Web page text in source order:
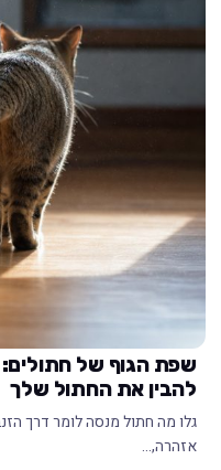
שפת הגוף של חתולים:
להבין את החתול שלך
גלו מה חתול מנסה לומר דרך
אזהרה,…